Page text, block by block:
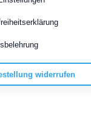
widerrufen